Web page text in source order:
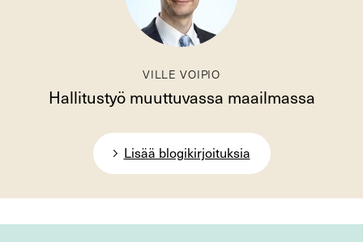
VILLE VOIPIO
Hallitustyö muuttuvassa maailmassa
Lisää blogikirjoituksia